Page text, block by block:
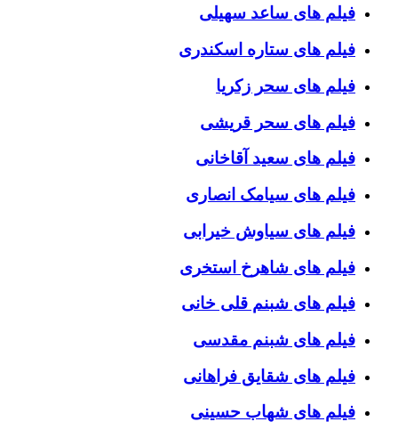
فیلم های ساعد سهیلی
فیلم های ستاره اسکندری
فیلم های سحر زکریا
فیلم های سحر قریشی
فیلم های سعید آقاخانی
فیلم های سیامک انصاری
فیلم های سیاوش خیرابی
فیلم های شاهرخ استخری
فیلم های شبنم قلی خانی
فیلم های شبنم مقدسی
فیلم های شقایق فراهانی
فیلم های شهاب حسینی